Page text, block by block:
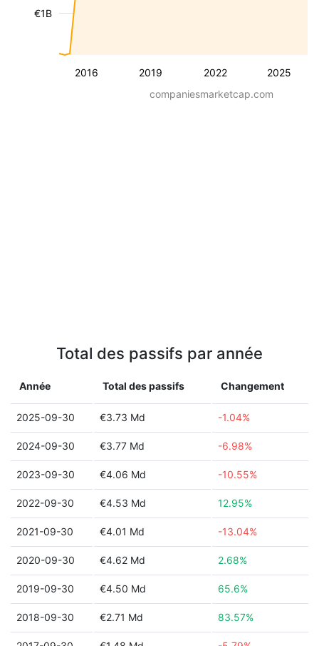
2016 2019 2022 2025
€1B
companiesmarketcap.com
Total des passifs par année
Année Total des passifs Changement
2025-09-30 €3.73 Md -1.04%
2024-09-30 €3.77 Md -6.98%
2023-09-30 €4.06 Md -10.55%
2022-09-30 €4.53 Md 12.95%
2021-09-30 €4.01 Md -13.04%
2020-09-30 €4.62 Md 2.68%
2019-09-30 €4.50 Md 65.6%
2018-09-30 €2.71 Md 83.57%